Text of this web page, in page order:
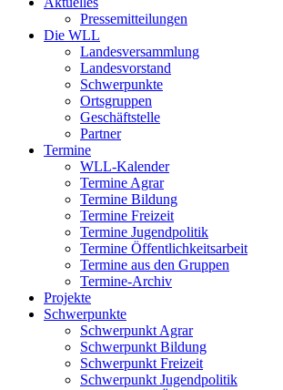
Pressemitteilungen
Die WLL
Landesversammlung
Landesvorstand
Schwerpunkte
Ortsgruppen
Geschäftstelle
Partner
Termine
WLL-Kalender
Termine Agrar
Termine Bildung
Termine Freizeit
Termine Jugendpolitik
Termine Öffentlichkeitsarbeit
Termine aus den Gruppen
Termine-Archiv
Projekte
Schwerpunkte
Schwerpunkt Agrar
Schwerpunkt Bildung
Schwerpunkt Freizeit
Schwerpunkt Jugendpolitik